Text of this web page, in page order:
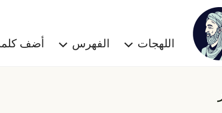
اللهجات الفهرس أضف